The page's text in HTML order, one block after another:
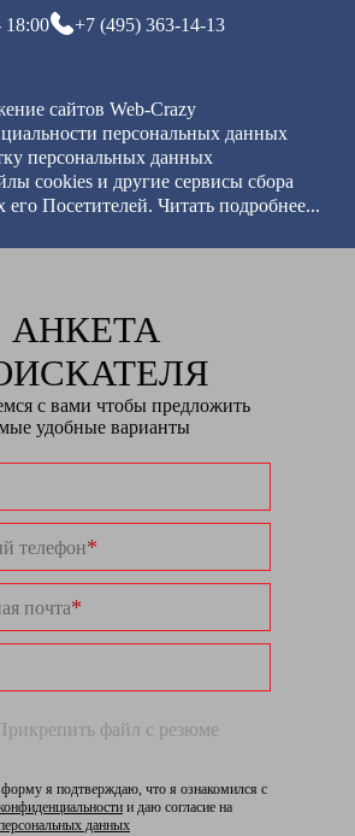
+7 (495) 363-14-13
сайтов Web-Crazy
персональных данных
персональных данных
cookies и другие сервисы сбора
его Посетителей. Читать подробнее...
АНКЕТА
с вами чтобы предложить
удобные варианты
телефон*
почта*
Прикрепить файл с резюме
я подтверждаю, что я ознакомился с
и даю согласие на
данных